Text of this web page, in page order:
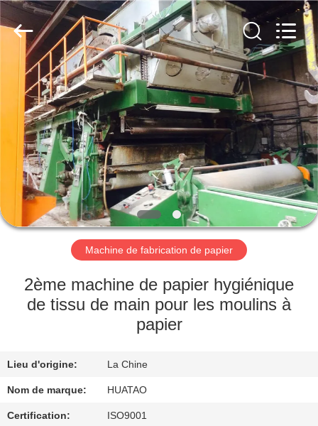
MAISON
PRODUITS
AU
SUJET
DE
NOUS
VISITE
D'USINE
DE
QUALITÉ
HUATAO
LOVER
LTD.
Reserved.
Machine de fabrication de papier
2ème machine de papier hygiénique
de tissu de main pour les moulins à
papier
Lieu d'origine: La Chine
Nom de marque: HUATAO
Certification: ISO9001